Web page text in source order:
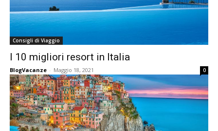
Consigli di Viaggio
I 10 migliori resort in Italia
BlogVacanze - Maggio 18, 2021 0